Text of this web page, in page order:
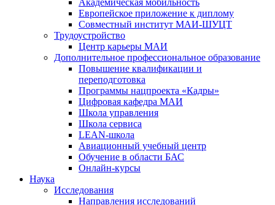
Академическая мобильность
Европейское приложение к диплому
Совместный институт МАИ-ШУЦТ
Трудоустройство
Центр карьеры МАИ
Дополнительное профессиональное образование
Повышение квалификации и
переподготовка
Программы нацпроекта «Кадры»
Цифровая кафедра МАИ
Школа управления
Школа сервиса
LEAN-школа
Авиационный учебный центр
Обучение в области БАС
Онлайн-курсы
Наука
Исследования
Направления исследований